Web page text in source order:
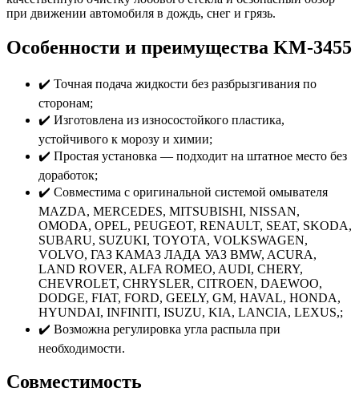
при движении автомобиля в дождь, снег и грязь.
Особенности и преимущества KM-3455
✔️ Точная подача жидкости без разбрызгивания по
сторонам;
✔️ Изготовлена из износостойкого пластика,
устойчивого к морозу и химии;
✔️ Простая установка — подходит на штатное место без
доработок;
✔️ Совместима с оригинальной системой омывателя
MAZDA, MERCEDES, MITSUBISHI, NISSAN,
OMODA, OPEL, PEUGEOT, RENAULT, SEAT, SKODA,
SUBARU, SUZUKI, TOYOTA, VOLKSWAGEN,
VOLVO, ГАЗ КАМАЗ ЛАДА УАЗ BMW, ACURA,
LAND ROVER, ALFA ROMEO, AUDI, CHERY,
CHEVROLET, CHRYSLER, CITROEN, DAEWOO,
DODGE, FIAT, FORD, GEELY, GM, HAVAL, HONDA,
HYUNDAI, INFINITI, ISUZU, KIA, LANCIA, LEXUS,;
✔️ Возможна регулировка угла распыла при
необходимости.
Совместимость